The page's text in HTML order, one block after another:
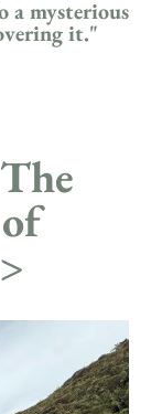
a mysterious
it."